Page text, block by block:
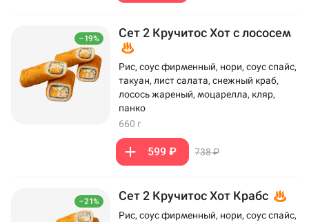
–19% Сет 2 Кручитос Хот с лососем
Рис, соус фирменный, нори, соус спайс,
такуан, лист салата, снежный краб,
лосось жареный, моцарелла, кляр,
панко
660 г
599 ₽ 738 ₽
–21% Сет 2 Кручитос Хот Крабс
Рис, соус фирменный, нори, соус спайс,